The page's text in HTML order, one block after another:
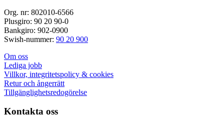
Org. nr: 802010-6566
Plusgiro: 90 20 90-0
Bankgiro: 902-0900
Swish-nummer: 90 20 900
Om oss
Lediga jobb
Villkor, integritetspolicy & cookies
Retur och ångerrätt
Tillgänglighetsredogörelse
Kontakta oss